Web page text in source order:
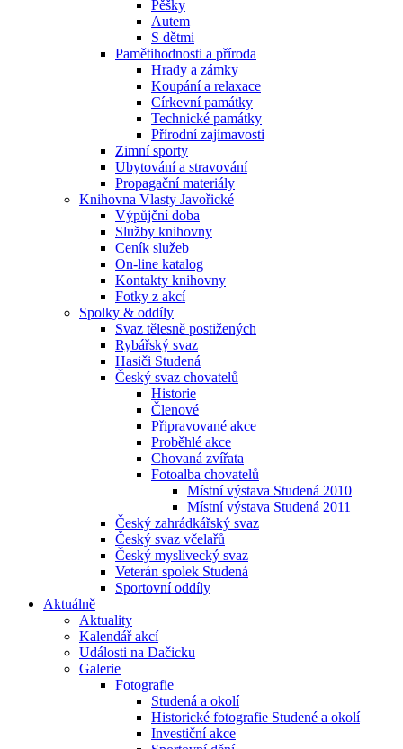
Pěšky
Autem
S dětmi
Pamětihodnosti a příroda
Hrady a zámky
Koupání a relaxace
Církevní památky
Technické památky
Přírodní zajímavosti
Zimní sporty
Ubytování a stravování
Propagační materiály
Knihovna Vlasty Javořické
Výpůjční doba
Služby knihovny
Ceník služeb
On-line katalog
Kontakty knihovny
Fotky z akcí
Spolky & oddíly
Svaz tělesně postižených
Rybářský svaz
Hasiči Studená
Český svaz chovatelů
Historie
Členové
Připravované akce
Proběhlé akce
Chovaná zvířata
Fotoalba chovatelů
Místní výstava Studená 2010
Místní výstava Studená 2011
Český zahrádkářský svaz
Český svaz včelařů
Český myslivecký svaz
Veterán spolek Studená
Sportovní oddíly
Aktuálně
Aktuality
Kalendář akcí
Události na Dačicku
Galerie
Fotografie
Studená a okolí
Historické fotografie Studené a okolí
Investiční akce